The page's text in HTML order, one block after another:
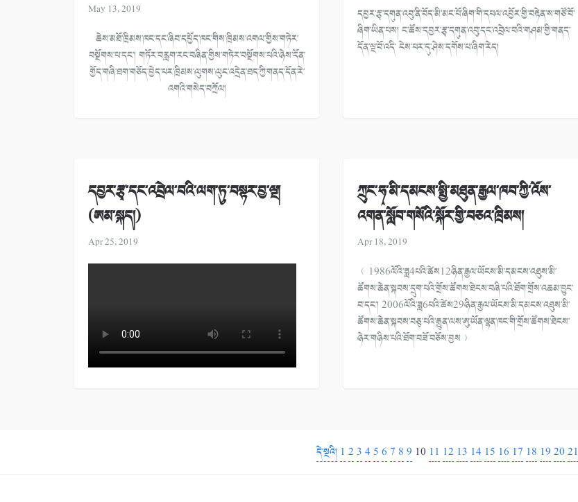
May 13, 2019
ཆེས་མཐོ་ཁྲིམས་ཁང་དང་ཞིབ་དཔྱོད་ཁང་གིས་ཁྲིམས་འགལ་གྱིས་གཏེར་
བསྔོགས་པ་དང་། གཏོར་བརླག་རང་བཞིན་གྱིས་གཏེར་བསྔོགས་པའི་ཉེས་དོན་
གྱོད་གཞི་ཐག་གཅོད་བྱེད་པར་ཁྲིམས་ལུགས་ལུང་འདྲེན་ཐད་ཀྱི་གནད་དོན་རེ་
འགའི་གསེད་བཀྲོལ།
དབྱར་རྩྭ་དགུན་འབུ་ནི་བོད་མི་མང་པོ་ཞིག་གི་དཔལ་འབྱོར་གྱི་བརྟེན་ས་གཙོ་བོ་
ཞིག་ཡིན་པས། ང་ཚོས་དབྱར་རྩྭ་དགུན་འབུ་དང་འབྲེལ་བའི་གཤམ་གྱི་གནད་
དོན་ལྔ་བོ་འདི་ ངེས་པར་དུ་ཤེས་དགོས་པ་ཞིག་རེད།
དབྱར་རྩྭ་དང་འབྲེལ་བའི་ལག་ཏུ་བསྟར་བྱ་ལྔ།
(ཨམ་སྐད།)
Apr 25, 2019
ཀྲུང་ཧྭ་མི་དམངས་སྤྱི་མཐུན་རྒྱལ་ཁབ་ཀྱི་འོས་
འགན་སློབ་གསོའི་སྐོར་གྱི་བཅའ་ཁྲིམས།
Apr 18, 2019
﹙1986ལོའི་ཟླ4པའི་ཚེས12ཉིན་རྒྱལ་ཡོངས་མི་དམངས་འཐུས་མི་
ཚོགས་ཆེན་སྐབས་དྲུག་པའི་གྲོས་ཚོགས་ཐེངས་བཞི་པའི་ཐོག་གྲོས་འཆམ་བྱུང་
བ་དང་། 2006ལོའི་ཟླ6པའི་ཚེས29ཉིན་རྒྱལ་ཡོངས་མི་དམངས་འཐུས་མི་
ཚོགས་ཆེན་སྐབས་བཅུ་པའི་རྒྱུན་ལས་ཨུ་ཡོན་ལྷན་ཁང་གི་གྲོས་ཚོགས་ཐེངས་
ཉེར་གཉིས་པའི་ཐོག་བཟོ་བཅོས་བྱས﹚
དེ་སྔའི། 1 234567 89 10 11 12 13 14 15 16 17 18 192021